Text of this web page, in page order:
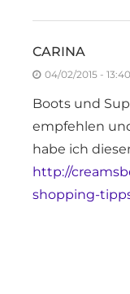
CARINA
04/02/2015 - 13:40
Boots und
empfehlen
habe ich
http://
shopping-